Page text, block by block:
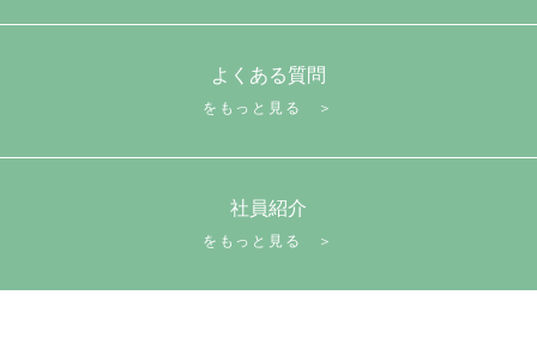
よくある質問
をもっと見る ＞
社員紹介
をもっと見る ＞